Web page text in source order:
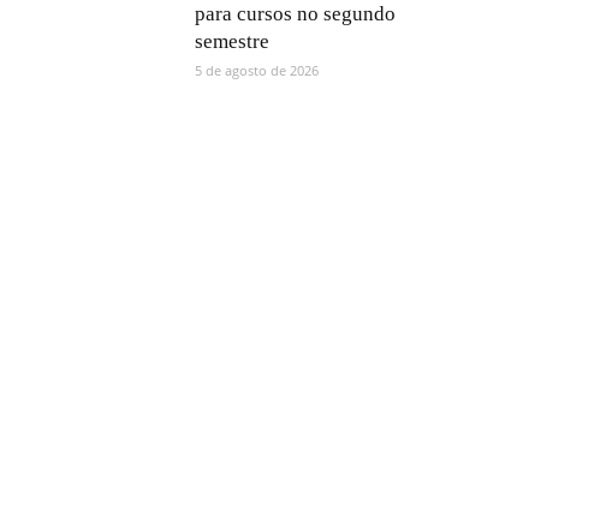
para cursos no segundo
semestre
5 de agosto de 2026